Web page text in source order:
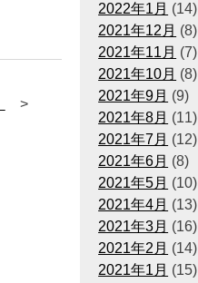
2022年1月 (14)
2021年12月 (8)
2021年11月 (7)
2021年10月 (8)
2021年9月 (9)
2021年8月 (11)
2021年7月 (12)
2021年6月 (8)
2021年5月 (10)
2021年4月 (13)
2021年3月 (16)
2021年2月 (14)
2021年1月 (15)